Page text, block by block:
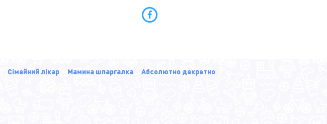
Сімейний лікар Мамина шпаргалка Абсолютно декретно